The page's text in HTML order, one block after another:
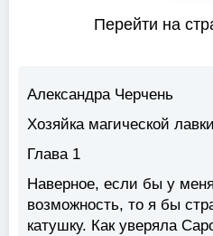
Перейти на
Александра Черчень
Хозяйка магической
Глава 1
Наверное, если бы у
возможность, то я бы
катушку. Как уверяла